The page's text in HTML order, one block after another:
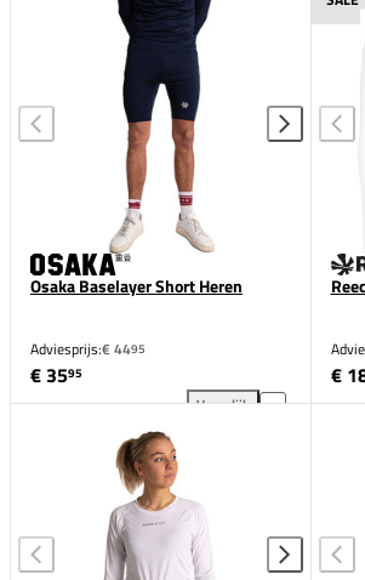
Osaka Baselayer Short Heren
Adviesprijs:€ 4495
€ 3595
Vergelijk
Osaka Baselayer
€